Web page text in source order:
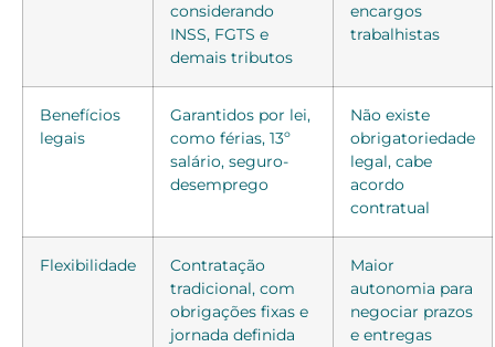
considerando
INSS, FGTS e
demais tributos
encargos
trabalhistas
Benefícios
legais
Garantidos por lei,
como férias, 13º
salário, seguro-
desemprego
Não existe
obrigatoriedade
legal, cabe
acordo
contratual
Flexibilidade
Contratação
tradicional, com
obrigações fixas e
jornada definida
Maior
autonomia para
negociar prazos
e entregas